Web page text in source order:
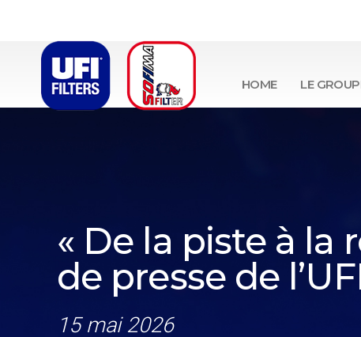
HOME LE
« De la piste à la
de presse de
15 mai 2026